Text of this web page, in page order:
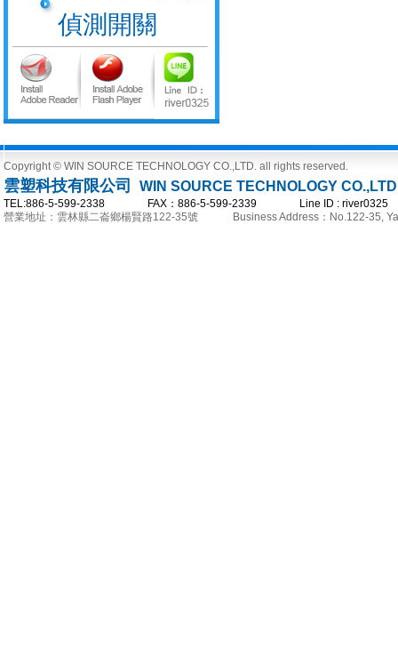
偵測開關
Copyright © WIN SOURCE TECHNOLOGY CO.,LTD. all rights reserved.
雲塑科技有限公司 WIN SOURCE TECHNOLOGY
TEL:886-5-599-2338 FAX：886-5-599-2339 Line ID :
營業地址：雲林縣二崙鄉楊賢路122-35號
Business Address：No.122-35,